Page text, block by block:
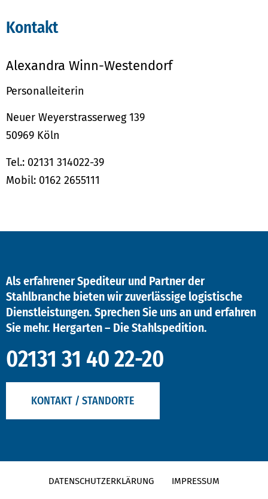
Kontakt
Alexandra Winn-Westendorf
Personalleiterin
Neuer Weyerstrasserweg 139
50969 Köln
Tel.: 02131 314022-39
Mobil: 0162 2655111
Als erfahrener Spediteur und Partner der
Stahlbranche bieten wir zuverlässige logistische
Dienstleistungen. Sprechen Sie uns an und erfahren
Sie mehr. Hergarten – Die Stahlspedition.
02131 31 40 22-20
KONTAKT / STANDORTE
DATENSCHUTZERKLÄRUNG IMPRESSUM